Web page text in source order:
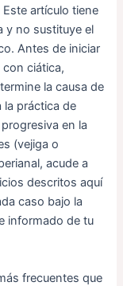
artículo tiene
y no sustituye el
Antes de iniciar
con ciática,
la causa de
la práctica de
en la
(vejiga o
acude a
descritos aquí
caso bajo la
informado de tu
frecuentes que